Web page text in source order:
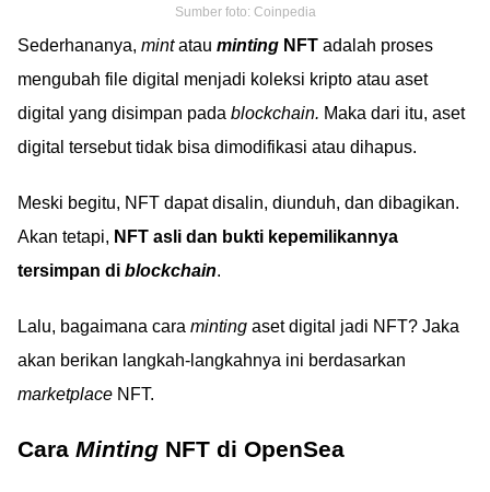
Sumber foto: Coinpedia
Sederhananya, mintatau minting NFT adalah proses
mengubah file digital menjadi koleksi kripto atau aset
digital yang disimpan pada blockchain. Maka dari itu, aset
digital tersebut tidak bisa dimodifikasi atau dihapus.
Meski begitu, NFT dapat disalin, diunduh, dan dibagikan.
Akan tetapi, NFT asli dan bukti kepemilikannya
tersimpan di blockchain.
Lalu, bagaimana cara minting aset digital jadi NFT? Jaka
akan berikan langkah-langkahnya ini berdasarkan
marketplace NFT.
Cara Minting NFT di OpenSea